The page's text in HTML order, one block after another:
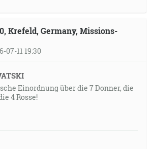
Krefeld, Germany, Missions-
07-11 19:30
Einordnung über die 7 Donner, die
4 Rosse!